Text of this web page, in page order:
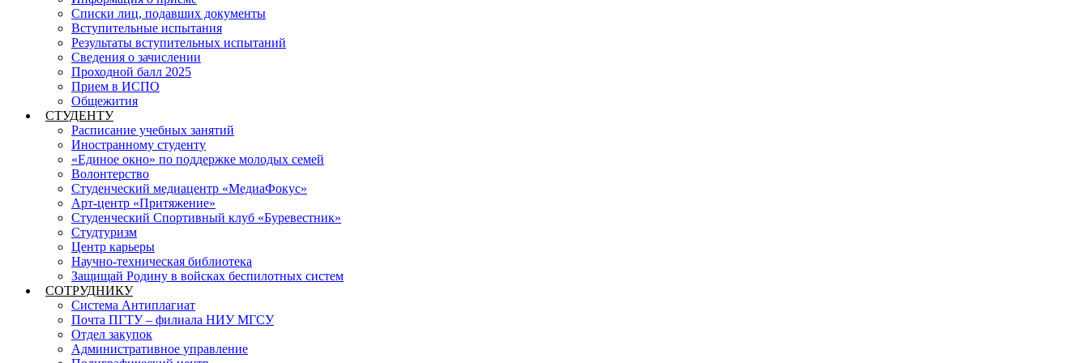
Списки лиц, подавших документы
Вступительные испытания
Результаты вступительных испытаний
Сведения о зачислении
Проходной балл 2025
Прием в ИСПО
Общежития
СТУДЕНТУ
Расписание учебных занятий
Иностранному студенту
«Единое окно» по поддержке молодых семей
Волонтерство
Студенческий медиацентр «МедиаФокус»
Арт-центр «Притяжение»
Студенческий Спортивный клуб «Буревестник»
Студтуризм
Центр карьеры
Научно-техническая библиотека
Защищай Родину в войсках беспилотных систем
СОТРУДНИКУ
Система Антиплагиат
Почта ПГТУ – филиала НИУ МГСУ
Отдел закупок
Административное управление